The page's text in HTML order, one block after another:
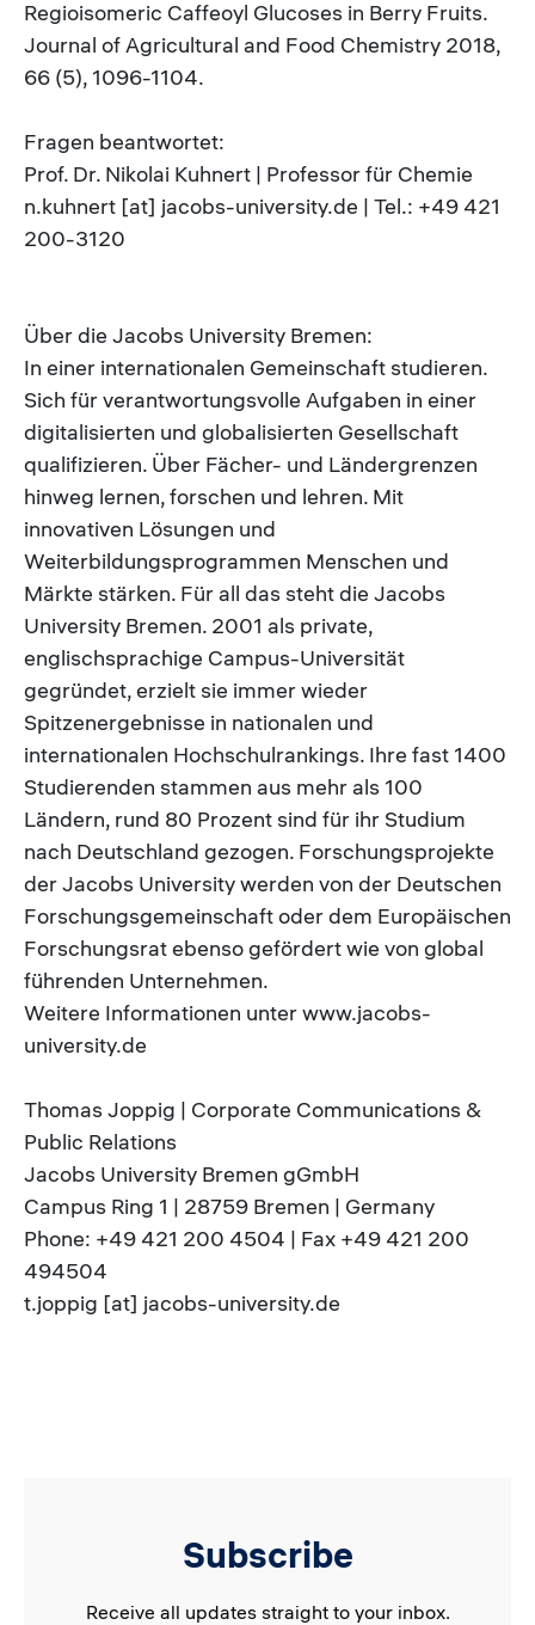
Regioisomeric Caffeoyl Glucoses in Berry Fruits.
Journal of Agricultural and Food Chemistry 2018,
66 (5), 1096-1104.
Fragen beantwortet:
Prof. Dr. Nikolai Kuhnert | Professor für Chemie
n.kuhnert [at] jacobs-university.de | Tel.: +49 421
200-3120
Über die Jacobs University Bremen:
In einer internationalen Gemeinschaft studieren.
Sich für verantwortungsvolle Aufgaben in einer
digitalisierten und globalisierten Gesellschaft
qualifizieren. Über Fächer- und Ländergrenzen
hinweg lernen, forschen und lehren. Mit
innovativen Lösungen und
Weiterbildungsprogrammen Menschen und
Märkte stärken. Für all das steht die Jacobs
University Bremen. 2001 als private,
englischsprachige Campus-Universität
gegründet, erzielt sie immer wieder
Spitzenergebnisse in nationalen und
internationalen Hochschulrankings. Ihre fast 1400
Studierenden stammen aus mehr als 100
Ländern, rund 80 Prozent sind für ihr Studium
nach Deutschland gezogen. Forschungsprojekte
der Jacobs University werden von der Deutschen
Forschungsgemeinschaft oder dem Europäischen
Forschungsrat ebenso gefördert wie von global
führenden Unternehmen.
Weitere Informationen unter www.jacobs-
university.de
Thomas Joppig | Corporate Communications &
Public Relations
Jacobs University Bremen gGmbH
Campus Ring 1 | 28759 Bremen | Germany
Phone: +49 421 200 4504 | Fax +49 421 200
494504
t.joppig [at] jacobs-university.de
Subscribe
Receive all updates straight to your inbox.